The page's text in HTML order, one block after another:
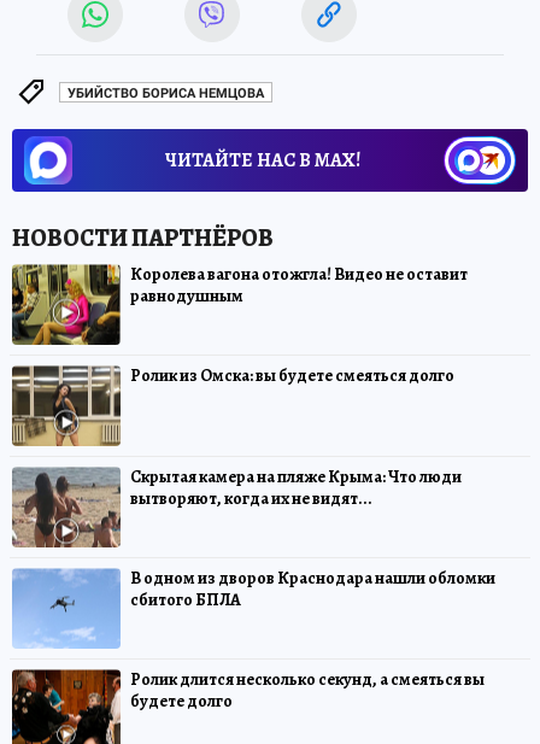
УБИЙСТВО БОРИСА НЕМЦОВА
ЧИТАЙТЕ НАС В МАХ!
Королева вагона отожгла! Видео не оставит
равнодушным
Ролик из Омска: вы будете смеяться долго
Скрытая камера на пляже Крыма: Что люди
вытворяют, когда их не видят...
В одном из дворов Краснодара нашли обломки
сбитого БПЛА
Ролик длится несколько секунд, а смеяться вы
будете долго